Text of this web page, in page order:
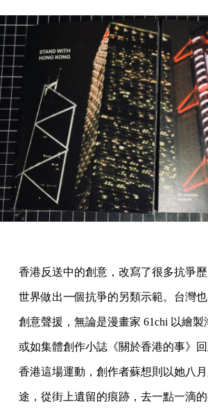
香港反送中的創意，改寫了很多抗爭
世界做出一個抗爭的另類示範。台灣
創意聲援，無論是漫畫家 61chi 以繪製
或如集體創作小誌《關於香港的事》
香港這場運動，創作者蘇想則以她八
途，從街上遺留的痕跡，去一點一滴